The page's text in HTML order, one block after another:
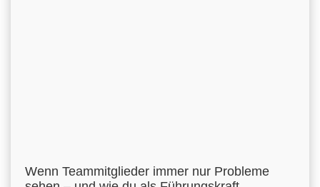
Wenn Teammitglieder immer nur Probleme